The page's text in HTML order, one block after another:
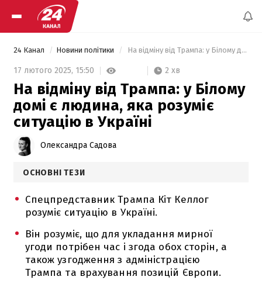
24 Канал Новини політики На відміну від Трампа: у Білому домі є людина, яка розуміє ситуацію в Україні
17 лютого 2025, 15:50 2 хв
На відміну від Трампа: у Білому
домі є людина, яка розуміє
ситуацію в Україні
Олександра Садова
ОСНОВНІ ТЕЗИ
Спецпредставник Трампа Кіт Келлог
розуміє ситуацію в Україні.
Він розуміє, що для укладання мирної
угоди потрібен час і згода обох сторін, а
також узгодження з адміністрацією
Трампа та врахування позицій Європи.